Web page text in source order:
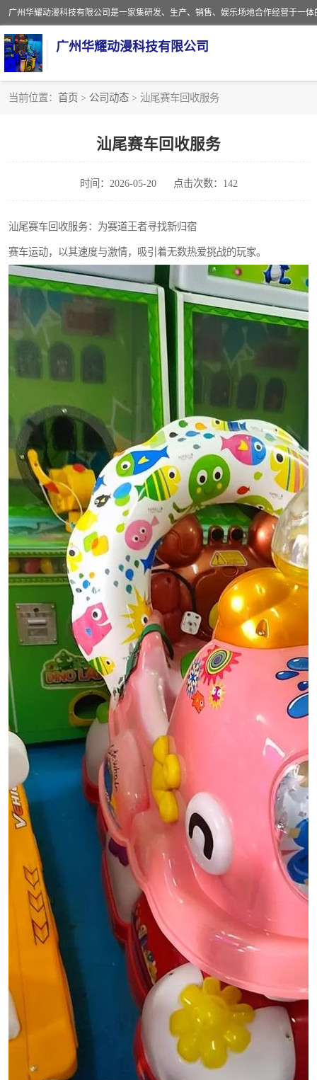
广州华耀动漫科技有限公司
当前位置： 首页 > 公司动态 > 汕尾赛车回收服务
汕尾赛车回收服务
时间：2026-05-20 点击次数：142
汕尾赛车回收服务：为赛道王者寻找新归宿
赛车运动，以其速度与激情，吸引着无数热爱挑战的玩家。
游戏厅回收